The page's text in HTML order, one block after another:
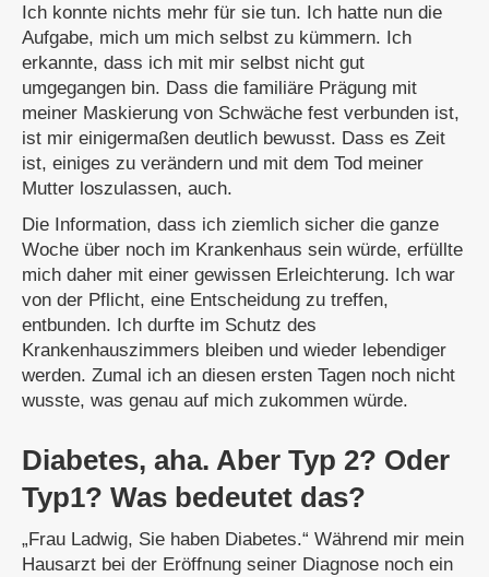
Ich konnte nichts mehr für sie tun. Ich hatte nun die
Aufgabe, mich um mich selbst zu kümmern. Ich
erkannte, dass ich mit mir selbst nicht gut
umgegangen bin. Dass die familiäre Prägung mit
meiner Maskierung von Schwäche fest verbunden ist,
ist mir einigermaßen deutlich bewusst. Dass es Zeit
ist, einiges zu verändern und mit dem Tod meiner
Mutter loszulassen, auch.
Die Information, dass ich ziemlich sicher die ganze
Woche über noch im Krankenhaus sein würde, erfüllte
mich daher mit einer gewissen Erleichterung. Ich war
von der Pflicht, eine Entscheidung zu treffen,
entbunden. Ich durfte im Schutz des
Krankenhauszimmers bleiben und wieder lebendiger
werden. Zumal ich an diesen ersten Tagen noch nicht
wusste, was genau auf mich zukommen würde.
Diabetes, aha. Aber Typ 2? Oder
Typ1? Was bedeutet das?
„Frau Ladwig, Sie haben Diabetes.“ Während mir mein
Hausarzt bei der Eröffnung seiner Diagnose noch ein